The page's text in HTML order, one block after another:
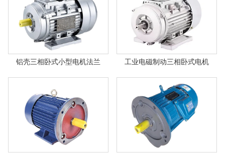
铝壳三相卧式小型电机法兰 工业电磁制动三相卧式电机